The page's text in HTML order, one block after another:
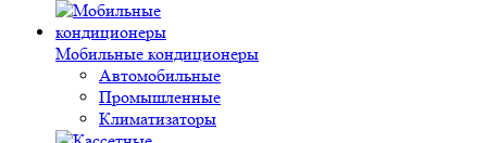
Мобильные кондиционеры
Автомобильные
Промышленные
Климатизаторы